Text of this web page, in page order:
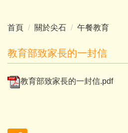
首頁 關於尖石 午餐教育
教育部致家長的一封信
教育部致家長的一封信.pdf